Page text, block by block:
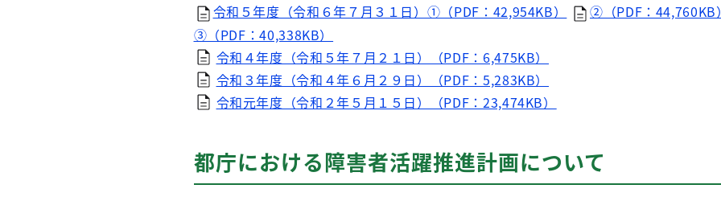
令和５年度（令和６年７月３１日）①（PDF：42,954KB）
②（PDF：44,760KB）
③（PDF：40,338KB）
令和４年度（令和５年７月２１日）（PDF：6,475KB）
令和３年度（令和４年６月２９日）（PDF：5,283KB）
令和元年度（令和２年５月１５日）（PDF：23,474KB）
都庁における障害者活躍推進計画について